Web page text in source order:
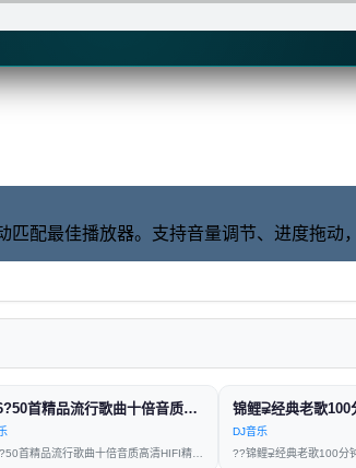
配最佳播放器。支持音量调节、进度拖动
2026?50首精品流行歌曲十倍音质高清HIFI精选车载CD连载慢歌Mix?
2026?50首精品流行歌曲十倍音质高清HIFI精选车载CD
DJ音乐